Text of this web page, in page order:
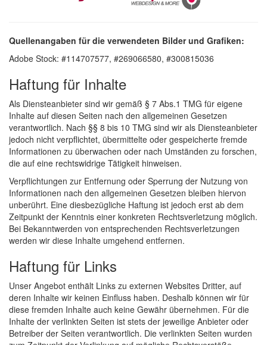
Quellenangaben für die verwendeten Bilder und Grafiken:
Adobe Stock: #114707577, #269066580, #300815036
Haftung für Inhalte
Als Diensteanbieter sind wir gemäß § 7 Abs.1 TMG für eigene
Inhalte auf diesen Seiten nach den allgemeinen Gesetzen
verantwortlich. Nach §§ 8 bis 10 TMG sind wir als Diensteanbieter
jedoch nicht verpflichtet, übermittelte oder gespeicherte fremde
Informationen zu überwachen oder nach Umständen zu forschen,
die auf eine rechtswidrige Tätigkeit hinweisen.
Verpflichtungen zur Entfernung oder Sperrung der Nutzung von
Informationen nach den allgemeinen Gesetzen bleiben hiervon
unberührt. Eine diesbezügliche Haftung ist jedoch erst ab dem
Zeitpunkt der Kenntnis einer konkreten Rechtsverletzung möglich.
Bei Bekanntwerden von entsprechenden Rechtsverletzungen
werden wir diese Inhalte umgehend entfernen.
Haftung für Links
Unser Angebot enthält Links zu externen Websites Dritter, auf
deren Inhalte wir keinen Einfluss haben. Deshalb können wir für
diese fremden Inhalte auch keine Gewähr übernehmen. Für die
Inhalte der verlinkten Seiten ist stets der jeweilige Anbieter oder
Betreiber der Seiten verantwortlich. Die verlinkten Seiten wurden